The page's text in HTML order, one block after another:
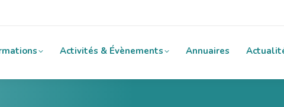
Activités & Évènements Annuaires